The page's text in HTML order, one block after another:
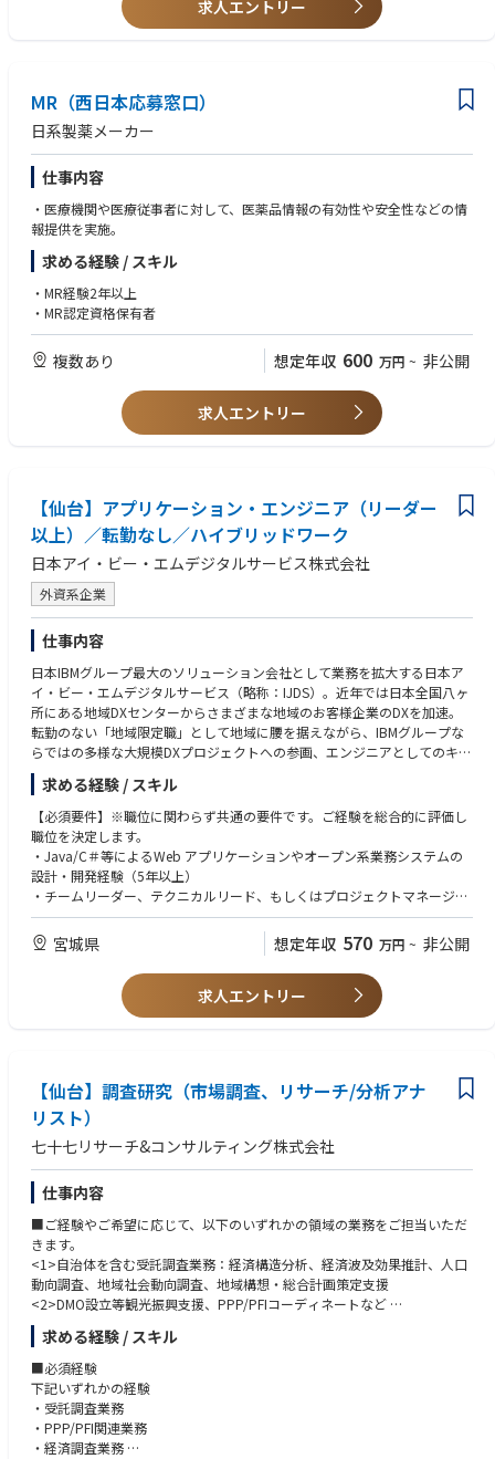
求人エントリー
MR（西日本応募窓口）
日系製薬メーカー
仕事内容
・医療機関や医療従事者に対して、医薬品情報の有効性や安全性などの情
報提供を実施。
求める経験 / スキル
・MR経験2年以上
・MR認定資格保有者
複数あり 想定年収 600 万円 ~ 非公開
求人エントリー
【仙台】アプリケーション・エンジニア（リーダー
以上）／転勤なし／ハイブリッドワーク
日本アイ・ビー・エムデジタルサービス株式会社
外資系企業
仕事内容
日本IBMグループ最大のソリューション会社として業務を拡大する日本ア
イ・ビー・エムデジタルサービス（略称：IJDS）。近年では日本全国八ヶ
所にある地域DXセンターからさまざまな地域のお客様企業のDXを加速。
転勤のない「地域限定職」として地域に腰を据えながら、IBMグループな
らではの多様な大規模DXプロジェクトへの参画、エンジニアとしてのキャ
リアアップが可能です。これまでのご経験（プロジェクトリーダー/プロジ
ェクトマネージャー経験）とご希望を考慮しながら、ポジションのご相談
をさせていただきます。
【職務詳細】
アプリケーション・エンジニアとして、全国各拠点から集約された大規模
プロジェクトで開発領域を担当いただきます。プロジェクトや個々の経験
はリリース後のテスト・運用にいたるまで、あらゆるフェーズに携わって
いただくことが可能です。
◆金融・保険・製造・公共など多様なクライアント企業様向けに、現在10
0を超えるプロジェクトが稼働。
もあり。
【当社で働く魅力】
・リモートワークとオフィス出社を組み合わせたハイブリッドワークスタ
イルを採用。全国にいるメンバーと、TeamsやSlackを使って密にコミュニ
ケーション。
・当社グループ独自のプラットフォームを用いた豊富なe-Learningコンテ
ンツを中心に、Udemyの無料利用や外部ベンダー資格取得の補助、盛んな
勉強会やIBMグループ全体でのコミュニティ活動や改善活動など、充実し
た教育・学習体制あり。
・Diversity ＆ Inclusionの実現に向けて、出産や育児などのライフイベント
を挟みながらもキャリア形成をしていける環境（受賞歴多数あり、男性の
育休取得実績あり）。
・通常の育児休暇に加えて、父親の育児家事への参加促進を目的とした育
児特別休暇を導入。1歳未満の未就学の子どもを養育することを目的に、
最大20日の特別有給休暇を取得可能。
求める経験 / スキル
【必須要件】※職位に関わらず共通の要件です。ご経験を総合的に評価し
職位を決定します。
・Java/C＃等によるWeb アプリケーションやオープン系業務システムの
設計・開発経験（5年以上）
・チームリーダー、テクニカルリード、もしくはプロジェクトマネージャ
ーとしての経験
【歓迎要件】
・フレームワークを用いたサーバサイド開発経験（Java/Springなど）
・フロントエンド設計・開発経験（Angular/Reactなど）
・クラウドネイティブ・アプリケーション開発および設計・運用経験（De
・Cloudソリューション設計・開発経験（SalesForce/ServiceNowなど）
・業務自動化ソリューションを利用した設計・開発経験（RPA/UiPATHな
ど）
・その他適用業務アプリケーション設計・開発経験（COBOL, PL/I, アセン
ブラなど）
※豊富なリーダー経験をお持ちの方に関しては、技術面の責任者としてプ
ロジェクトリードをお願いする予定です
宮城県 想定年収 570 万円 ~ 非公開
求人エントリー
【仙台】調査研究（市場調査、リサーチ/分析アナ
リスト）
七十七リサーチ&コンサルティング株式会社
仕事内容
■ご経験やご希望に応じて、以下のいずれかの領域の業務をご担当いただ
きます。
<1>自治体を含む受託調査業務：経済構造分析、経済波及効果推計、人口
動向調査、地域社会動向調査、地域構想・総合計画策定支援
<2>DMO設立等観光振興支援、PPP/PFIコーディネートなど
<3>地域経済・産業動向に関する自主研究：宮城県経済の動きなどの地域
経済調査、産業構造分析、経済波及効果分析など
求める経験 / スキル
■必須経験
下記いずれかの経験
・受託調査業務
・PPP/PFI関連業務
・経済調査業務